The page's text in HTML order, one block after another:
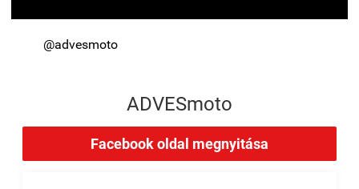
@advesmoto
ADVESmoto
Facebook oldal megnyitása